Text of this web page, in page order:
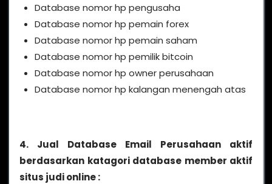
Database nomor hp pengusaha
Database nomor hp pemain forex
Database nomor hp pemain saham
Database nomor hp pemilik bitcoin
Database nomor hp owner perusahaan
Database nomor hp kalangan menengah atas
4. Jual Database Email Perusahaan aktif
berdasarkan katagori database member aktif
situs judi online :